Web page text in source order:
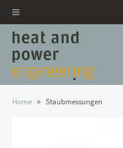
Home » Staubmessungen